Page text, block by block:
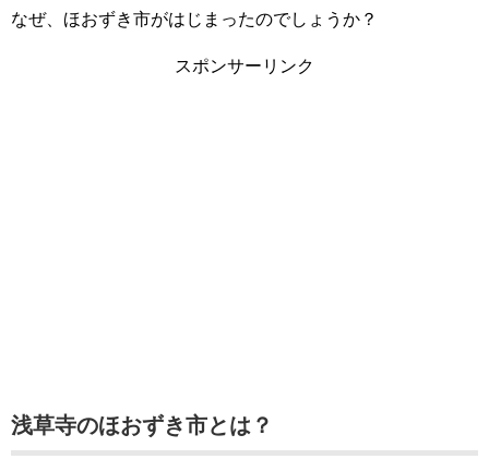
なぜ、ほおずき市がはじまったのでしょうか？
スポンサーリンク
浅草寺のほおずき市とは？